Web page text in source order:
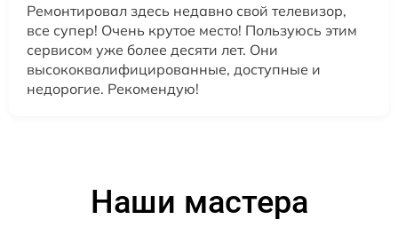
Ремонтировал здесь недавно свой телевизор,
все супер! Очень крутое место! Пользуюсь этим
сервисом уже более десяти лет. Они
высококвалифицированные, доступные и
недорогие. Рекомендую!
Наши мастера